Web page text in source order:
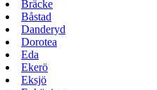
Bräcke
Båstad
Danderyd
Dorotea
Eda
Ekerö
Eksjö